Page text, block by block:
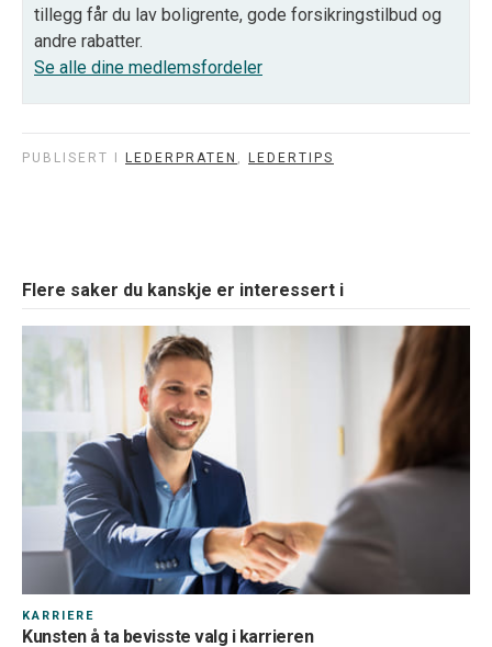
tillegg får du lav boligrente, gode forsikringstilbud og
andre rabatter.
Se alle dine medlemsfordeler
PUBLISERT I LEDERPRATEN , LEDERTIPS
Flere saker du kanskje er interessert i
KARRIERE
Kunsten å ta bevisste valg i karrieren